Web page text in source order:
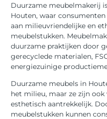
Duurzame meubelmakerij
Houten, waar
aan milieuvriendelijke en
meubelstukken.
duurzame praktijken door
gerecyclede materialen,
energiezuinige
Duurzame meubels in
het milieu, maar ze zijn
esthetisch aantrekkelijk.
meubelstukken kunnen